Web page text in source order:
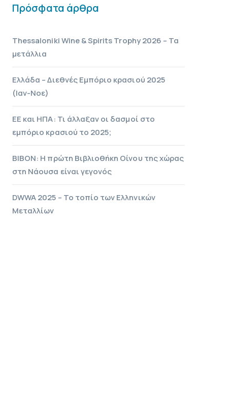
Πρόσφατα άρθρα
Thessaloniki Wine & Spirits Trophy 2026 – Τα
μετάλλια
Ελλάδα – Διεθνές Εμπόριο κρασιού 2025
(Ιαν-Νοε)
ΕΕ και ΗΠΑ: Τι άλλαξαν οι δασμοί στο
εμπόριο κρασιού το 2025;
ΒΙΒΟΝ: Η πρώτη Βιβλιοθήκη Οίνου της χώρας
στη Νάουσα είναι γεγονός
DWWA 2025 – Το τοπίο των Ελληνικών
Μεταλλίων